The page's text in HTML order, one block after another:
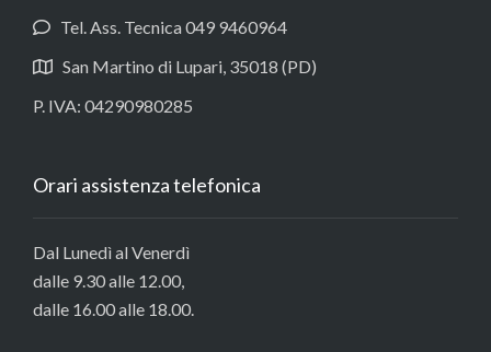
Tel. Ass. Tecnica 049 9460964
San Martino di Lupari, 35018 (PD)
P. IVA: 04290980285
Orari assistenza telefonica
Dal Lunedì al Venerdì
dalle 9.30 alle 12.00,
dalle 16.00 alle 18.00.